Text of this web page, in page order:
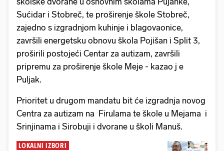
Sućidar i Stobreč, te proširenje škole Stobreč,
zajedno s izgradnjom kuhinje i blagovaonice,
završili energetsku obnovu škola Pojišan i Split 3,
proširili postojeći Centar za autizam, završili
pripremu za proširenje škole Meje - kazao j e
Puljak.
Prioritet u drugom mandatu bit će izgradnja novog
Centra za autizam na Firulama te škole u Mejama i
Srinjinama i Sirobuji i dvorane u školi Manuš.
LOKALNI IZBORI